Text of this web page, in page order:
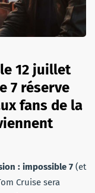
12 juillet
7 réserve
fans de la
: impossible 7 (et
Cruise sera